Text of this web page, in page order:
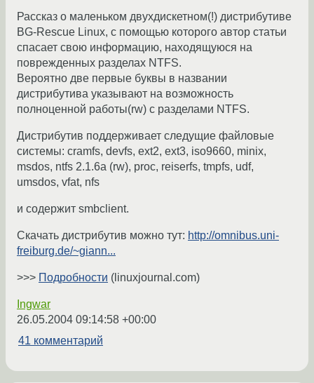
Рассказ о маленьком двухдискетном(!) дистрибутиве
BG-Rescue Linux, с помощью которого автор статьи
спасает свою информацию, находящуюся на
поврежденных разделах NTFS.
Вероятно две первые буквы в названии
дистрибутива указывают на возможность
полноценной работы(rw) с разделами NTFS.
Дистрибутив поддерживает следущие файловые
системы: cramfs, devfs, ext2, ext3, iso9660, minix,
msdos, ntfs 2.1.6a (rw), proc, reiserfs, tmpfs, udf,
umsdos, vfat, nfs
и содержит smbclient.
Скачать дистрибутив можно тут: http://omnibus.uni-
freiburg.de/~giann...
>>> Подробности (linuxjournal.com)
Ingwar
26.05.2004 09:14:58 +00:00
41 комментарий